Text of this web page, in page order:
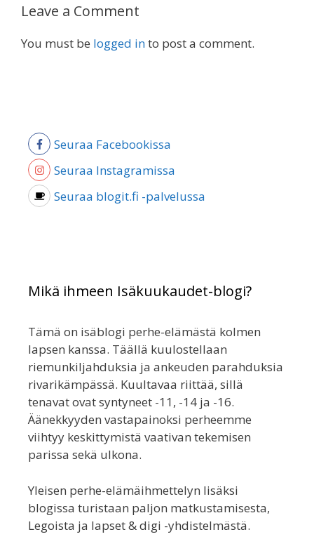
Leave a Comment
You must be logged into post a comment.
Seuraa Facebookissa
Seuraa Instagramissa
Seuraa blogit.fi -palvelussa
Mikä ihmeen Isäkuukaudet-blogi?
Tämä on isäblogi perhe-elämästä kolmen
lapsen kanssa. Täällä kuulostellaan
riemunkiljahduksia ja ankeuden parahduksia
rivarikämpässä. Kuultavaa riittää, sillä
tenavat ovat syntyneet -11, -14 ja -16.
Äänekkyyden vastapainoksi perheemme
viihtyy keskittymistä vaativan tekemisen
parissa sekä ulkona.
Yleisen perhe-elämäihmettelyn lisäksi
blogissa turistaan paljon matkustamisesta,
Legoista ja lapset & digi -yhdistelmästä.